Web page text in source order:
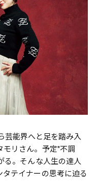
芸能界へと足を踏み入
リさん。予定"不調
る。そんな人生の達人
テイナーの思考に迫る